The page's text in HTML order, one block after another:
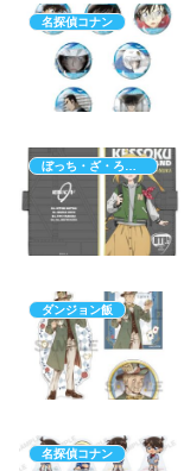
名探偵コナン
ダンジョン飯
名探偵コナン